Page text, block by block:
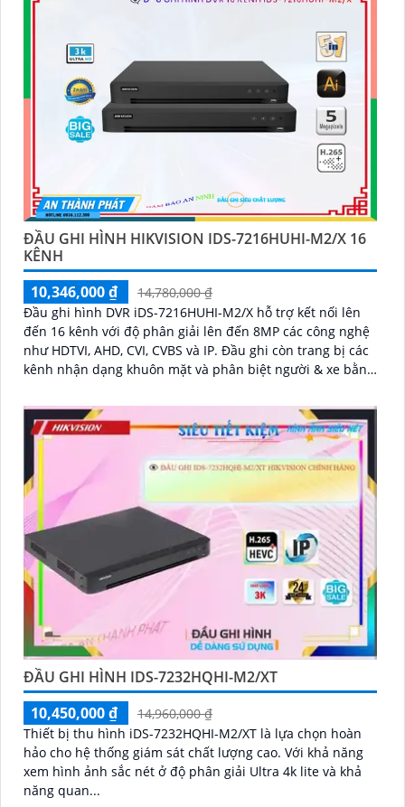
ĐẦU GHI HÌNH HIKVISION IDS-7216HUHI-M2/X 16
KÊNH
10,346,000 ₫
14,780,000 ₫
Đầu ghi hình DVR iDS-7216HUHI-M2/X hỗ trợ kết nối lên
đến 16 kênh với độ phân giải lên đến 8MP các công nghệ
như HDTVI, AHD, CVI, CVBS và IP. Đầu ghi còn trang bị các
kênh nhận dạng khuôn mặt và phân biệt người & xe bằng
lượng lưu trữ hiệu quả
ĐẦU GHI HÌNH IDS-7232HQHI-M2/XT
10,450,000 ₫
14,960,000 ₫
Thiết bị thu hình iDS-7232HQHI-M2/XT là lựa chọn hoàn
hảo cho hệ thống giám sát chất lượng cao. Với khả năng
xem hình ảnh sắc nét ở độ phân giải Ultra 4k lite và khả
năng quan...